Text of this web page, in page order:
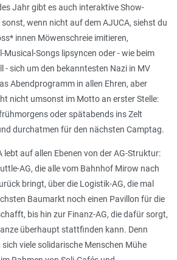
Jahr gibt es auch interaktive Show-
sonst, wenn nicht auf dem AJUCA, siehst du
innen Möwenschreie imitieren,
Musical-­Songs lipsyncen oder - wie beim
- sich um den bekanntesten Nazi in MV
Abendprogramm in allen Ehren, aber
nicht umsonst im Motto an erster Stelle:
oder spätabends ins Zelt
durchatmen für den nächsten Camptag.
lebt auf allen Ebenen von der AG-Struktur:
AG, die alle vom Bahnhof Mirow nach
bringt, über die Logistik-AG, die mal
Baumarkt noch einen Pavillon für die
bis hin zur Finanz-AG, die dafür sorgt,
überhaupt stattfinden kann. Denn
viele solidarische Menschen Mühe